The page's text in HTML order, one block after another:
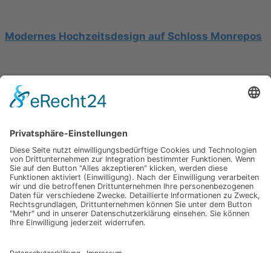
Modernes Hochzeitsdesign auf Schloss Monrepos
Hochzeit am Gardasee auf einer Segelyacht
Impressum
Werbung
About
Einsendung
AGB
Datenschutzerklärung